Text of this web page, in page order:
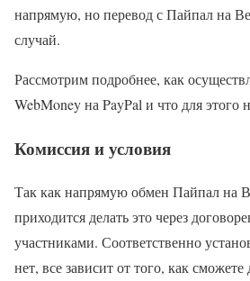
напрямую, но перевод с Пайпал на
случай.
Рассмотрим подробнее, как
WebMoney на PayPal и что для этого
Комиссия и условия
Так как напрямую обмен Пайпал на
приходится делать это через
участниками. Соответственно
нет, все зависит от того, как сможете